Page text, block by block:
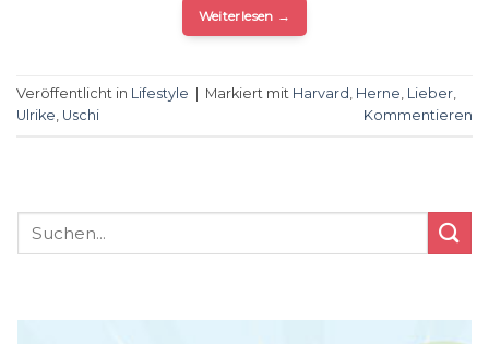
Weiterlesen →
Veröffentlicht in Lifestyle Markiert mit Harvard Herne Lieber
Ulrike Uschi Kommentieren